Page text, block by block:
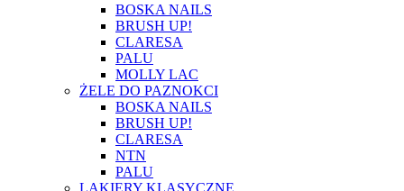
BOSKA NAILS
BRUSH UP!
CLARESA
PALU
MOLLY LAC
ŻELE DO PAZNOKCI
BOSKA NAILS
BRUSH UP!
CLARESA
NTN
PALU
LAKIERY KLASYCZNE